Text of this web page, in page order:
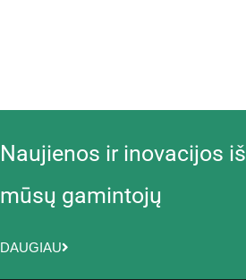
Naujienos ir inovacijos iš
mūsų gamintojų
DAUGIAU